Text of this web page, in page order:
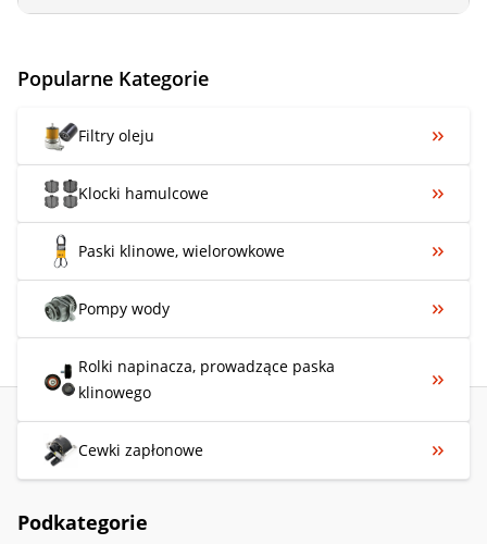
Popularne Kategorie
Filtry oleju
Klocki hamulcowe
Paski klinowe, wielorowkowe
Pompy wody
Rolki napinacza, prowadzące paska
klinowego
Cewki zapłonowe
Podkategorie